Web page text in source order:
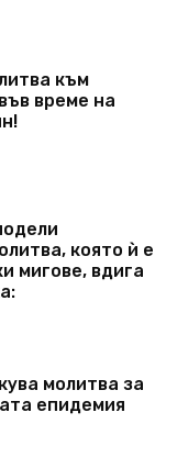
към
време на
която ѝ е
мигове, вдига
молитва за
епидемия